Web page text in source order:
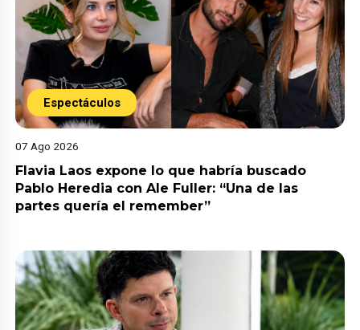
Espectáculos
07 Ago 2026
Flavia Laos expone lo que habría buscado
Pablo Heredia con Ale Fuller: “Una de las
partes quería el remember”